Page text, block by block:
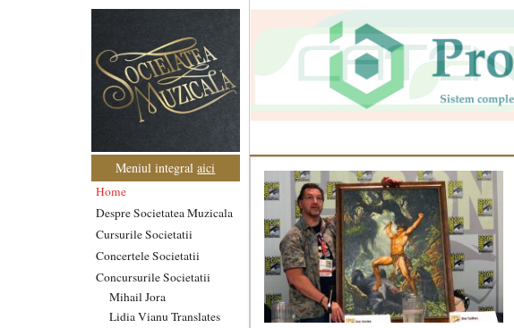
Meniul integralaici
Home
Despre Societatea Muzicala
Cursurile Societatii
Concertele Societatii
Concursurile Societatii
Mihail Jora
Lidia Vianu Translates